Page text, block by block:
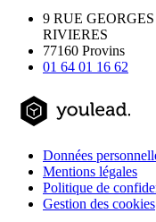
9 RUE
RIVIERES
77160 Provins
01 64 01 16 62
Données
Mentions légales
Politique de
Gestion des cookies